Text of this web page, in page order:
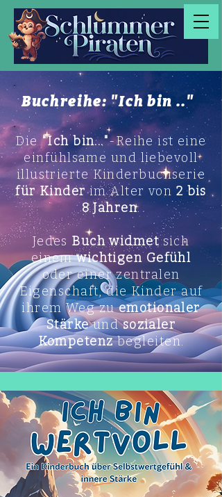
Buchreihe: "Ich bin .."
Die"Ich bin..."-Reihe ist eine
einfühlsame und liebevoll
illustrierte Kinderbuchserie
für Kinderim Alter von 2 bis
8 Jahren.
Jedes Buch widmetsich
einemwichtigen Gefühl
oder einer zentralen
Eigenschaft, die Kinder auf
ihrem Weg zuemotionaler
Stärkeundsozialer
Kompetenzbegleiten.